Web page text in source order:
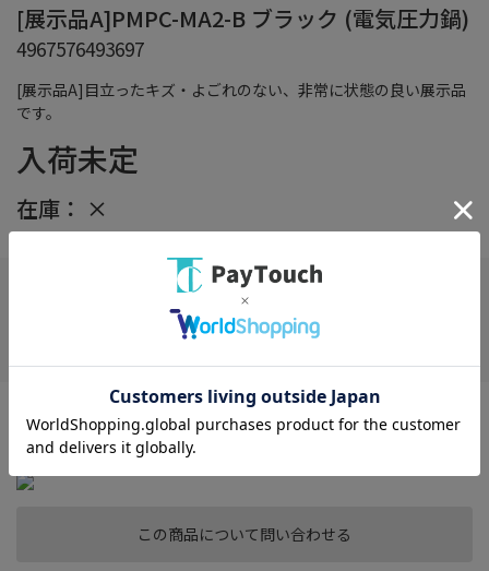
[展示品A]目立ったキズ・よごれのない、非常に状態の良い展示品
です。
[展示品A]PMPC-MA2-B ブラック (電気圧力鍋)
4967576493697
入荷未定
在庫： ×
この商品について問い合わせる
在庫がありません
※目立ったキズ・よごれのない、非常に状態の良い展示品です。
【付属品】全てあり